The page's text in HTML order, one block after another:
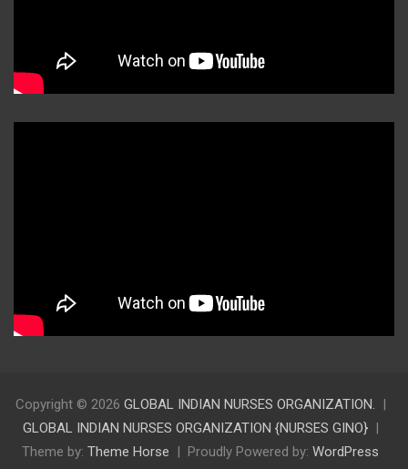
Copyright © 2026 GLOBAL INDIAN NURSES ORGANIZATION.
GLOBAL INDIAN NURSES ORGANIZATION {NURSES GINO}
Theme by: Theme Horse Proudly Powered by: WordPress